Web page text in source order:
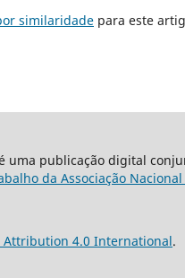
similaridade para este
uma publicação digital
da Associação
Attribution 4.0 International.